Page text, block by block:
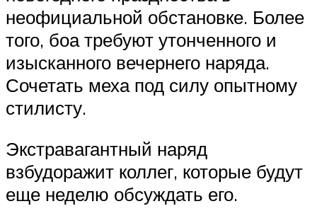
неофициальной обстановке. Более
того, боа требуют утонченного и
изысканного вечернего наряда.
Сочетать меха под силу опытному
стилисту.
Экстравагантный наряд
взбудоражит коллег, которые будут
еще неделю обсуждать его.